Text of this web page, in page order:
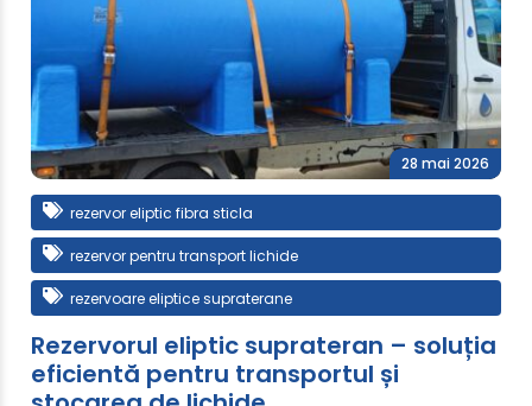
28 mai 2026
rezervor eliptic fibra sticla
rezervor pentru transport lichide
rezervoare eliptice supraterane
Rezervorul eliptic suprateran – soluția
eficientă pentru transportul și